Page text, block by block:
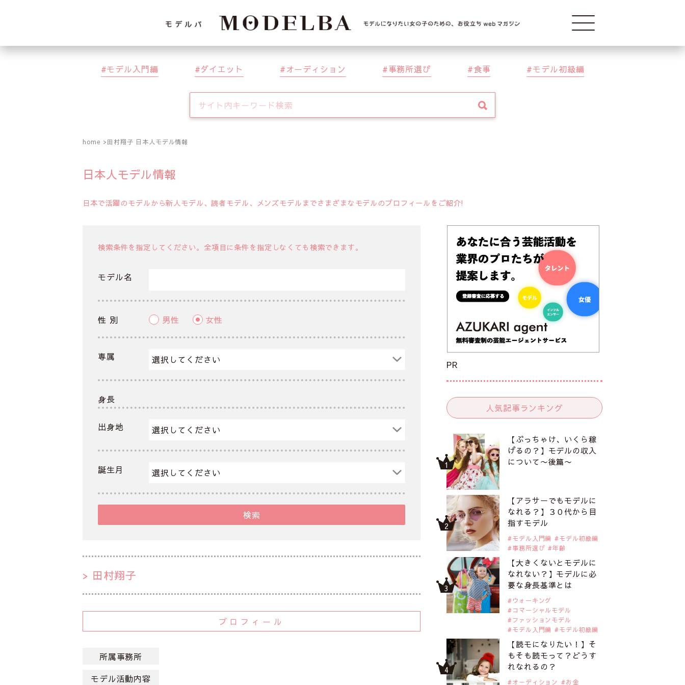
Modelba
モデル入門編 ダイエット オーディション 事務所選び 食事 モデル初級編
home 田村翔子 日本人モデル情報
日本人モデル情報
日本で活躍のモデルから新人モデル、読者モデル、メンズモデルまでさまざまなモデルのプロフィールをご紹介!
検索条件を指定してください。全項目に条件を指定しなくても検索できます。
モデル名
性 別 男性 女性
専属
身長
出身地
誕生月
検索
田村翔子
プロフィール
所属事務所
モデル活動内容
PR
人気記事ランキング
【ぶっちゃけ、いくら稼
げるの？】モデルの収入
について〜後篇〜
【アラサーでもモデルに
なれる？】３０代から目
指すモデル
モデル入門編
モデル初級編
事務所選び
年齢
【大きくないとモデルに
なれない？】モデルに必
要な身長基準とは
ウォーキング
コマーシャルモデル
ファッションモデル
モデル入門編
モデル初級編
【読モになりたい！】そ
もそも読モって？どうす
れなれるの？
オーディション お金